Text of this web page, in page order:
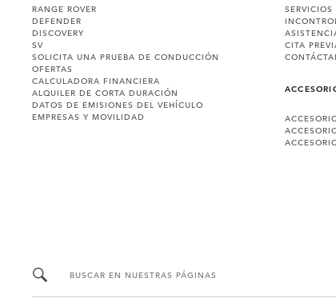
RANGE ROVER
DEFENDER
DISCOVERY
SV
SOLICITA UNA PRUEBA DE CONDUCCIÓN
OFERTAS
CALCULADORA FINANCIERA
ALQUILER DE CORTA DURACIÓN
DATOS DE EMISIONES DEL VEHÍCULO
EMPRESAS Y MOVILIDAD
SERVICIOS
INCONTROL
CITA
BUSCAR EN NUESTRAS PÁGINAS